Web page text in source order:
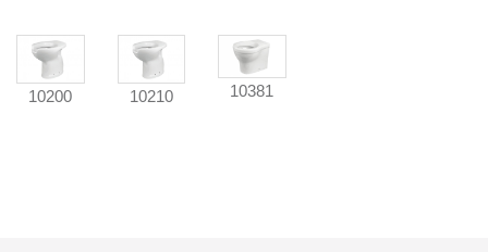
10200 10210 10381